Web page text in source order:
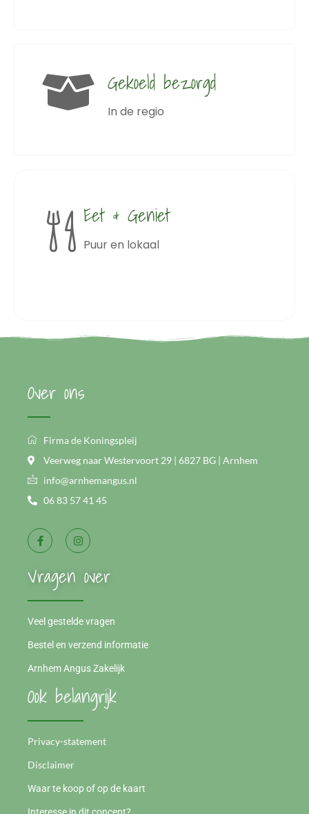
Gekoeld bezorgd
In de regio
Eet & Geniet
Puur en lokaal
Over ons
Firma de Koningspleij
Veerweg naar Westervoort 29 | 6827 BG | Arnhem
info@arnhemangus.nl
06 83 57 41 45
Vragen over
Veel gestelde vragen
Bestel en verzend informatie
Arnhem Angus Zakelijk
Ook belangrijk
Privacy-statement
Disclaimer
Waar te koop of op de kaart